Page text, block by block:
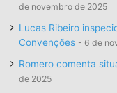
de novembro de 2025
Lucas Ribeiro
Convenções
6 de
Romero comenta
de 2025